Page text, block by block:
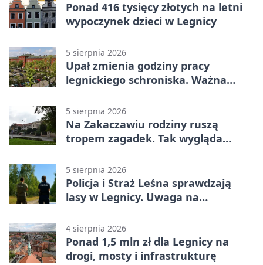
Ponad 416 tysięcy złotych na letni
wypoczynek dzieci w Legnicy
5 sierpnia 2026
Upał zmienia godziny pracy
legnickiego schroniska. Ważna
5 sierpnia 2026
Na Zakaczawiu rodziny ruszą
tropem zagadek. Tak wygląda
5 sierpnia 2026
Policja i Straż Leśna sprawdzają
lasy w Legnicy. Uwaga na
4 sierpnia 2026
Ponad 1,5 mln zł dla Legnicy na
drogi, mosty i infrastrukturę